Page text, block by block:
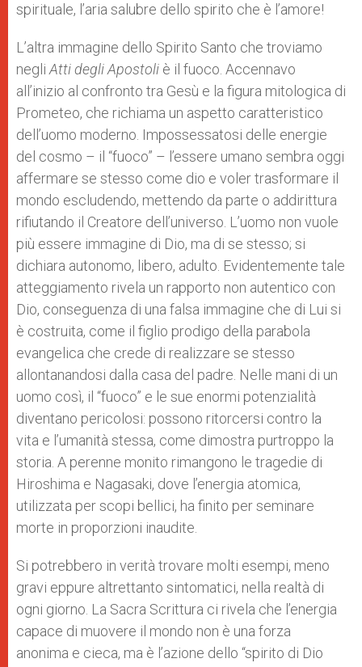
spirituale, l’aria salubre dello spirito che è l’amore!
L’altra immagine dello Spirito Santo che troviamo
negli Atti degli Apostoli è il fuoco. Accennavo
all’inizio al confronto tra Gesù e la figura mitologica di
Prometeo, che richiama un aspetto caratteristico
dell’uomo moderno. Impossessatosi delle energie
del cosmo – il “fuoco” – l’essere umano sembra oggi
affermare se stesso come dio e voler trasformare il
mondo escludendo, mettendo da parte o addirittura
rifiutando il Creatore dell’universo. L’uomo non vuole
più essere immagine di Dio, ma di se stesso; si
dichiara autonomo, libero, adulto. Evidentemente tale
atteggiamento rivela un rapporto non autentico con
Dio, conseguenza di una falsa immagine che di Lui si
è costruita, come il figlio prodigo della parabola
evangelica che crede di realizzare se stesso
allontanandosi dalla casa del padre. Nelle mani di un
uomo così, il “fuoco” e le sue enormi potenzialità
diventano pericolosi: possono ritorcersi contro la
vita e l’umanità stessa, come dimostra purtroppo la
storia. A perenne monito rimangono le tragedie di
Hiroshima e Nagasaki, dove l’energia atomica,
utilizzata per scopi bellici, ha finito per seminare
morte in proporzioni inaudite.
Si potrebbero in verità trovare molti esempi, meno
gravi eppure altrettanto sintomatici, nella realtà di
ogni giorno. La Sacra Scrittura ci rivela che l’energia
capace di muovere il mondo non è una forza
anonima e cieca, ma è l’azione dello “spirito di Dio